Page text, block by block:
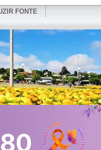
FONTE
REDES SOCIAIS